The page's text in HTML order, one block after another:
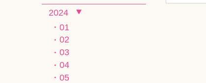
2024
01
02
03
04
05